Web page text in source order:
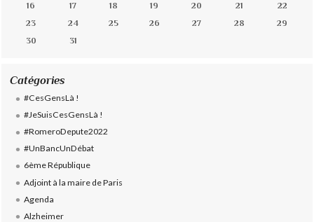
16
17 18 19 20 21
22
23
24 25 26 27 28
29
30
31
Catégories
#CesGensLà !
#JeSuisCesGensLà !
#RomeroDepute2022
#UnBancUnDébat
6ème République
Adjoint à la maire de Paris
Agenda
Alzheimer